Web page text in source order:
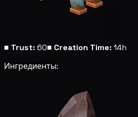
■ Trust: 60■ Creation Time: 14h
Ингредиенты: